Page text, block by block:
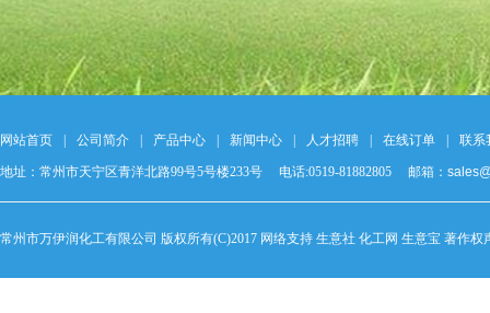
网站首页 公司简介 产品中心 新闻中心 人才招聘 在线订单 联系
地址：常州市天宁区青洋北路99号5号楼233号 电话:0519-81882805 邮箱：
常州市万伊润化工有限公司 版权所有(C)2017 网络支持 生意社 化工网 生意宝 著作权